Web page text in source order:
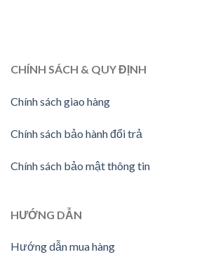
CHÍNH SÁCH & QUY ĐỊNH
Chính sách giao hàng
Chính sách bảo hành đổi trả
Chính sách bảo mật thông tin
HƯỚNG DẪN
Hướng dẫn mua hàng